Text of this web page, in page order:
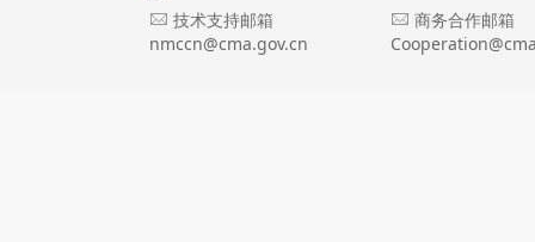
技术支持邮箱
nmccn@cma.gov.cn
商务合作邮箱